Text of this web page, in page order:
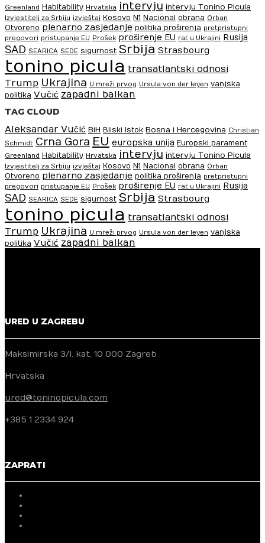
Greenland Habitability Hrvatska intervju intervju Tonino Picula
Izvjestitelj za Srbiju izvještaj Kosovo N1 Nacional obrana Orban
Otvoreno plenarno zasjedanje politika proširenja pretpristupni
pregovori pristupanje EU Prošek proširenje EU rat u Ukrajini Rusija
SAD SEARICA SEDE sigurnost Srbija Strasbourg
tonino picula transatlantski odnosi
Trump Ukrajina U mreži prvog Ursula von der leyen vanjska
politika Vučić zapadni balkan
TAG CLOUD
Aleksandar Vučić BiH Bliski Istok Bosna i Hercegovina Christian
Schmidt Crna Gora EU europska unija Europski parament
Greenland Habitability Hrvatska intervju intervju Tonino Picula
Izvjestitelj za Srbiju izvještaj Kosovo N1 Nacional obrana Orban
Otvoreno plenarno zasjedanje politika proširenja pretpristupni
pregovori pristupanje EU Prošek proširenje EU rat u Ukrajini Rusija
SAD SEARICA SEDE sigurnost Srbija Strasbourg
tonino picula transatlantski odnosi
Trump Ukrajina U mreži prvog Ursula von der leyen vanjska
politika Vučić zapadni balkan
URED U ZAGREBU
Maksimirska 3/I. kat, 10 000 Zagreb
Hrvatska
ured@toninopicula.com
+385 1 2334 924
ZAPRATI